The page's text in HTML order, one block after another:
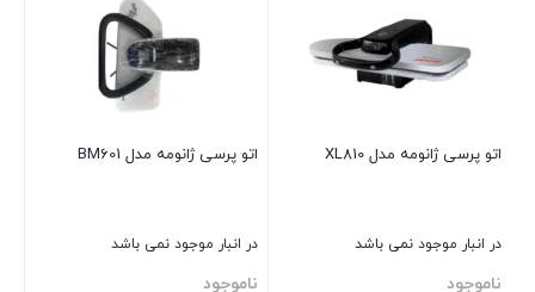
اتو پرسی ژانومه مدل XL810
در انبار موجود نمی باشد
ناموجود
اتو پرسی ژانومه مدل BM601
در انبار موجود نمی باشد
ناموجود